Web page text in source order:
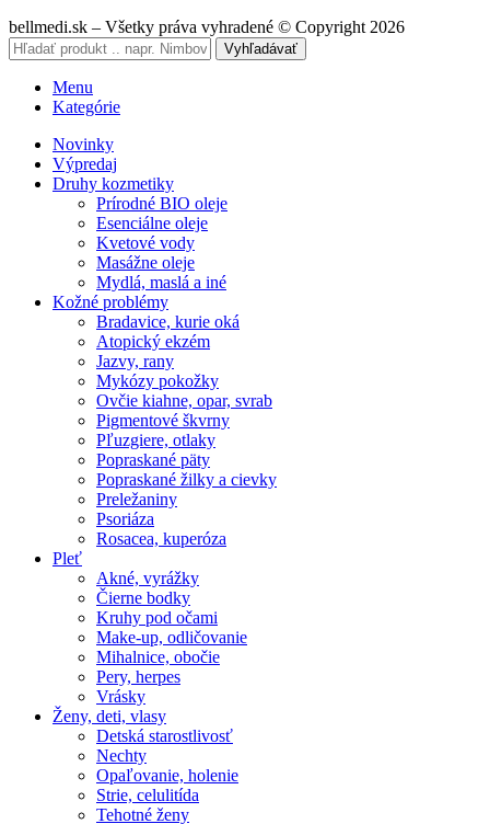
bellmedi.sk – Všetky práva vyhradené © Copyright 2026
Vyhľadávať
Menu
Kategórie
Novinky
Výpredaj
Druhy kozmetiky
Prírodné BIO oleje
Esenciálne oleje
Kvetové vody
Masážne oleje
Mydlá, maslá a iné
Kožné problémy
Bradavice, kurie oká
Atopický ekzém
Jazvy, rany
Mykózy pokožky
Ovčie kiahne, opar, svrab
Pigmentové škvrny
Pľuzgiere, otlaky
Popraskané päty
Popraskané žilky a cievky
Preležaniny
Psoriáza
Rosacea, kuperóza
Pleť
Akné, vyrážky
Čierne bodky
Kruhy pod očami
Make-up, odličovanie
Mihalnice, obočie
Pery, herpes
Vrásky
Ženy, deti, vlasy
Detská starostlivosť
Nechty
Opaľovanie, holenie
Strie, celulitída
Tehotné ženy